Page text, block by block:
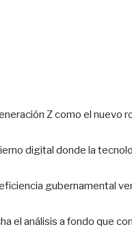
Z como el nuevo
digital donde la
gubernamental
el análisis a fondo que